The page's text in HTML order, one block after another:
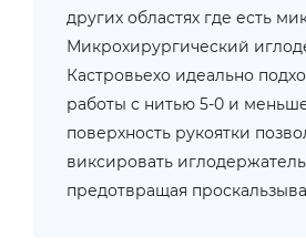
других областях где есть
Микрохирургический
Кастровьехо идеально
работы с нитью 5-0 и
поверхность рукоятки
виксировать
предотвращая